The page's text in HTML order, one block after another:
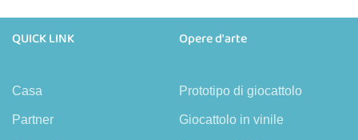
QUICK LINK
Casa
Partner
Opere d'arte
Prototipo di giocattolo
Giocattolo in vinile